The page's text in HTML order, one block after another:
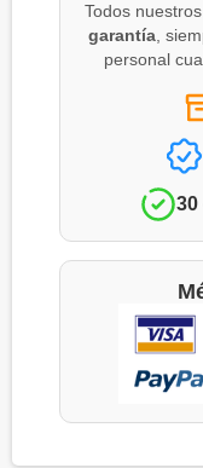
Todos
garantía,
personal
30